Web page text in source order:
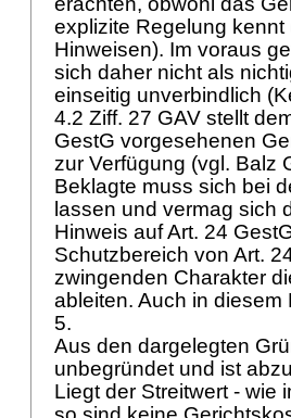
explizite Regelung
Hinweisen). Im voraus
sich daher nicht als
einseitig unverbindlich
4.2 Ziff. 27 GAV stellt
GestG vorgesehenen
zur Verfügung (vgl. Balz
Beklagte muss sich bei
lassen und vermag sich
Hinweis aufArt. 24
Schutzbereich von Art.
zwingenden Charakter
ableiten. Auch in
5.
Aus den dargelegten
unbegründet und ist
Liegt der Streitwert - wie